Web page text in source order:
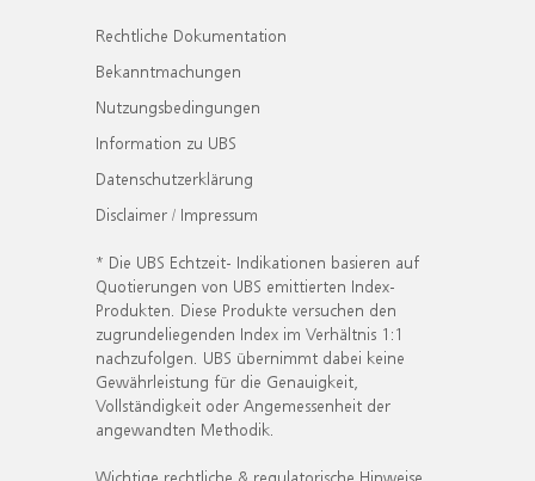
Rechtliche Dokumentation
Bekanntmachungen
Nutzungsbedingungen
Information zu UBS
Datenschutzerklärung
Disclaimer / Impressum
* Die UBS Echtzeit- Indikationen basieren auf
Quotierungen von UBS emittierten Index-
Produkten. Diese Produkte versuchen den
zugrundeliegenden Index im Verhältnis 1:1
nachzufolgen. UBS übernimmt dabei keine
Gewährleistung für die Genauigkeit,
Vollständigkeit oder Angemessenheit der
angewandten Methodik.